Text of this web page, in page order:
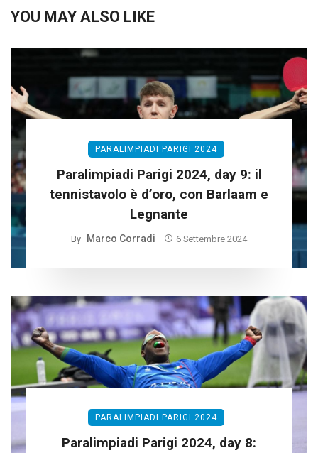
YOU MAY ALSO LIKE
PARALIMPIADI PARIGI 2024
Paralimpiadi Parigi 2024, day 9: il
tennistavolo è d’oro, con Barlaam e
Legnante
By Marco Corradi 6 Settembre 2024
PARALIMPIADI PARIGI 2024
Paralimpiadi Parigi 2024, day 8: